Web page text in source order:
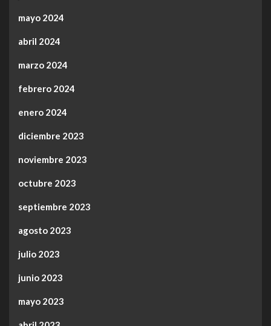
mayo 2024
abril 2024
marzo 2024
febrero 2024
enero 2024
diciembre 2023
noviembre 2023
octubre 2023
septiembre 2023
agosto 2023
julio 2023
junio 2023
mayo 2023